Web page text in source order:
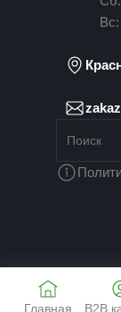
Главная B2B